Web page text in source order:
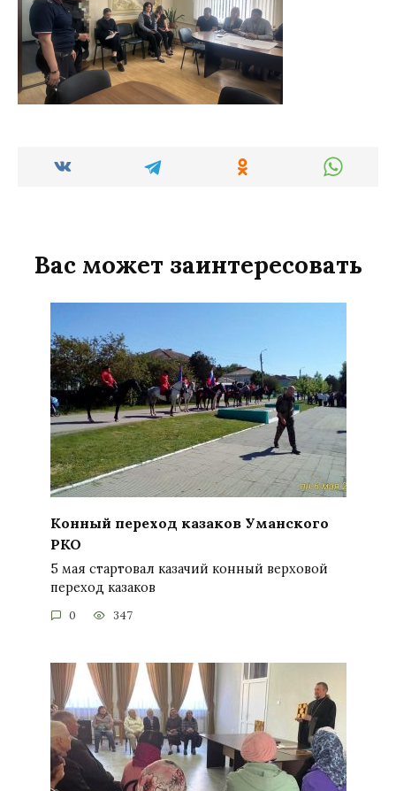
Вас может заинтересовать
Конный переход казаков Уманского
РКО
5 мая стартовал казачий конный верховой
переход казаков
0 347